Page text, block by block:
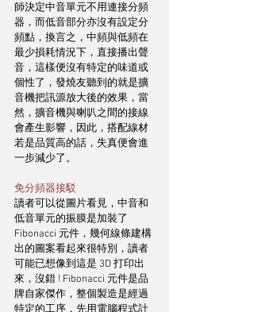
師決定中音單元不用連接分頻
器，而低音部分亦沒有設定分
頻點，換言之，中頻與低頻在
最少損耗情況下，直接播出聲
音，這樣便沒有特定的味道或
個性了，發燒友聽到的就是擴
音機把訊源放大後的效果，當
然，擴音機與喇叭之間的接線
會產生影響，因此，搭配線材
若是品質高的話，失真便會進
一步減少了。
免分頻器接駁
讀者可以從圖片看見，中音和
低音單元的振膜是加裝了
Fibonacci 元件，幾何線條建構
出的圖案看起來很特別，讀者
可能已想像到這是 3D 打印出
來，沒錯 ! Fibonacci 元件是品
牌自家傑作，整個製造是經過